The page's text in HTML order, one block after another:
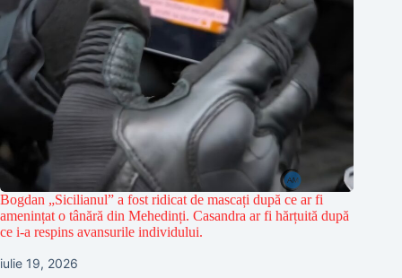
Bogdan „Sicilianul” a fost ridicat de mascați după ce ar fi
amenințat o tânără din Mehedinți. Casandra ar fi hărțuită după
ce i-a respins avansurile individului.
iulie 19, 2026